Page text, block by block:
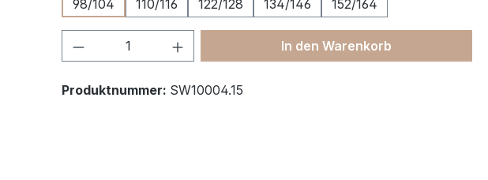
98/104
110/116 122/128 134/146 152/164
Produkt Anzahl: Gib den gewünschten Wert
In den Warenkorb
Produktnummer: SW10004.15